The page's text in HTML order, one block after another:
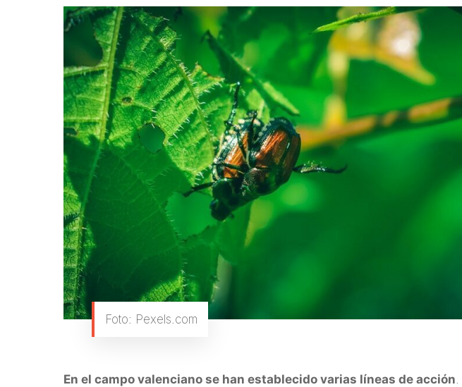
Foto: Pexels.com
En el campo valenciano se han establecido varias líneas de acción